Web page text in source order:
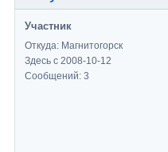
Участник
Откуда: Магнитогорск
Здесь с 2008-10-12
Сообщений: 3